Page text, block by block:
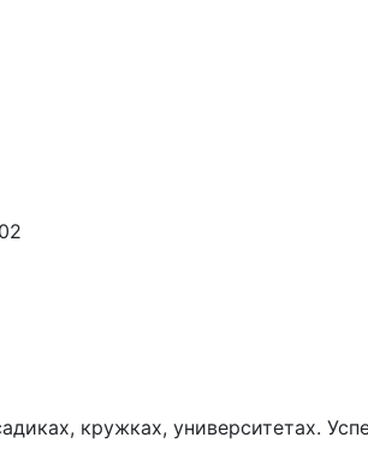
кружках, университетах.